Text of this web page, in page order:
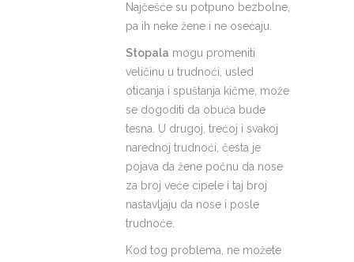
Najčešće su potpuno bezbolne,
pa ih neke žene i ne osećaju.
Stopala mogu promeniti
veličinu u trudnoći, usled
oticanja i spuštanja kičme, može
se dogoditi da obuća bude
tesna. U drugoj, trećoj i svakoj
narednoj trudnoći, česta je
pojava da žene počnu da nose
za broj veće cipele i taj broj
nastavljaju da nose i posle
trudnoće.
Kod tog problema, ne možete